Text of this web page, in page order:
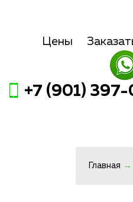
Цены
+7 (901) 397-
Главная →